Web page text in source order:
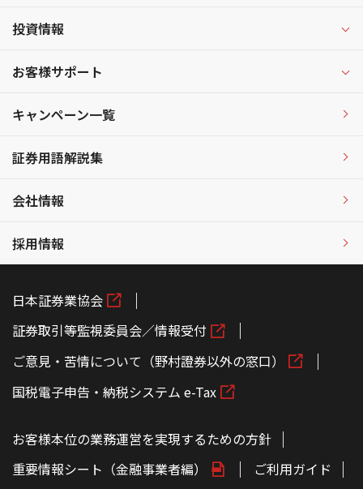
投資情報
お客様サポート
キャンペーン一覧
証券用語解説集
会社情報
採用情報
日本証券業協会
証券取引等監視委員会／情報受付
ご意見・苦情について（野村證券以外の窓口）
国税電子申告・納税システム e-Tax
お客様本位の業務運営を実現するための方針
重要情報シート（金融事業者編）
ご利用ガイド